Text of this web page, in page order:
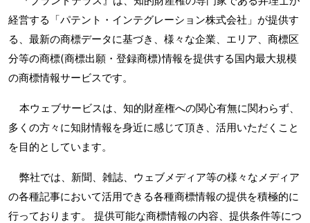
経営する「パテント・インテグレーション株式会社」が提供す
る、最新の商標データに基づき、様々な企業、エリア、商標区
分等の商標(商標出願・登録商標)情報を提供する国内最大規模
の商標情報サービスです。
本ウェブサービスは、知的財産権への関心有無に関わらず、
多くの方々に知財情報を身近に感じて頂き、活用いただくこと
を目的としています。
弊社では、新聞、雑誌、ウェブメディア等の様々なメディア
の各種記事において活用できる各種商標情報の提供を積極的に
行っております。 提供可能な商標情報の内容、提供条件等につ